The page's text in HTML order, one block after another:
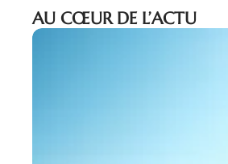
AU CŒUR DE L’ACTU